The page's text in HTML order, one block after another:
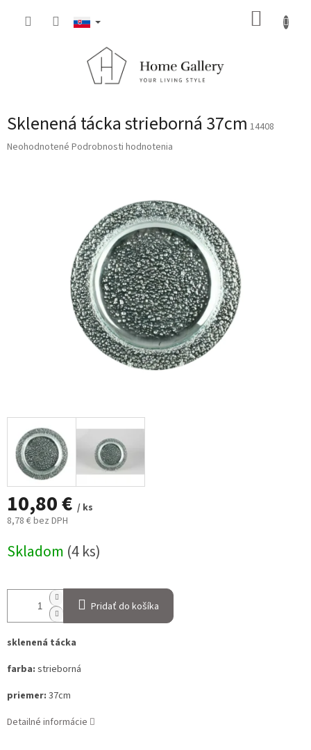
Sklenená tácka strieborná 37cm 14408
Priemerné
Neohodnotené Podrobnosti hodnotenia
10,80 € / ks
8,78 € bez DPH
cena:
Skladom (4 ks)
Pridať do košíka
sklenená tácka
farba: strieborná
priemer: 37cm
Detailné informácie